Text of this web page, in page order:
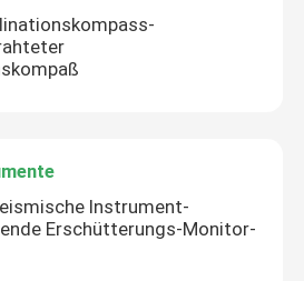
Instrument-
Erschütterungs-Monitor-